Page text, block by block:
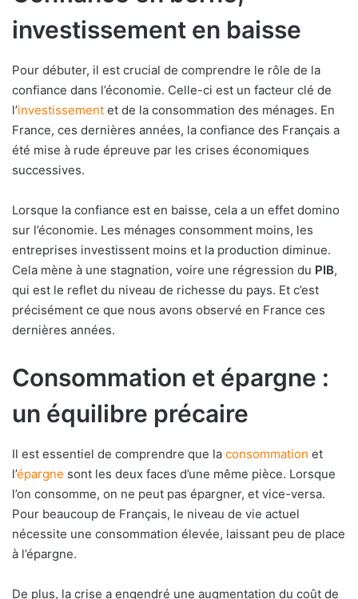
investissement en baisse
Pour débuter, il est crucial de comprendre le rôle de la
confiance dans l’économie. Celle-ci est un facteur clé de
l’investissement et de la consommation des ménages. En
France, ces dernières années, la confiance des Français a
été mise à rude épreuve par les crises économiques
successives.
Lorsque la confiance est en baisse, cela a un effet domino
sur l’économie. Les ménages consomment moins, les
entreprises investissent moins et la production diminue.
Cela mène à une stagnation, voire une régression du PIB,
qui est le reflet du niveau de richesse du pays. Et c’est
précisément ce que nous avons observé en France ces
dernières années.
Consommation et épargne :
un équilibre précaire
Il est essentiel de comprendre que la consommation et
l’épargne sont les deux faces d’une même pièce. Lorsque
l’on consomme, on ne peut pas épargner, et vice-versa.
Pour beaucoup de Français, le niveau de vie actuel
nécessite une consommation élevée, laissant peu de place
à l’épargne.
De plus, la crise a engendré une augmentation du coût de